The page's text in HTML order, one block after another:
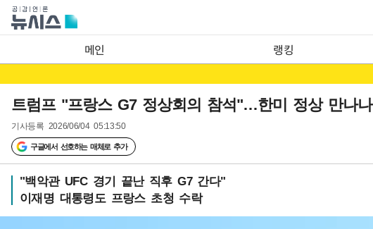
메인 랭킹
트럼프 "프랑스 G7 정상회의 참석"…한미 정상 만나나
기사등록 2026/06/04 05:13:50
구글에서 선호하는 매체로 추가
"백악관 UFC 경기 끝난 직후 G7 간다"
이재명 대통령도 프랑스 초청 수락